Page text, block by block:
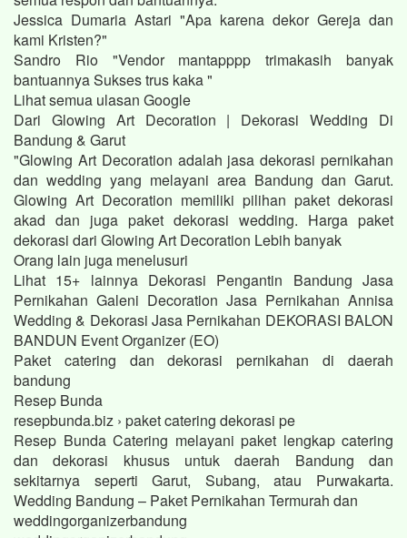
Jessica Dumaria Astari "Apa karena dekor Gereja dan
kami Kristen?"
Sandro Rio "Vendor mantapppp trimakasih banyak
bantuannya Sukses trus kaka "
Lihat semua ulasan Google
Dari Glowing Art Decoration | Dekorasi Wedding Di
Bandung & Garut
"Glowing Art Decoration adalah jasa dekorasi pernikahan
dan wedding yang melayani area Bandung dan Garut.
Glowing Art Decoration memiliki pilihan paket dekorasi
akad dan juga paket dekorasi wedding. Harga paket
dekorasi dari Glowing Art Decoration Lebih banyak
Orang lain juga menelusuri
Lihat 15+ lainnya Dekorasi Pengantin Bandung Jasa
Pernikahan Galeni Decoration Jasa Pernikahan Annisa
Wedding & Dekorasi Jasa Pernikahan DEKORASI BALON
BANDUN Event Organizer (EO)
Paket catering dan dekorasi pernikahan di daerah
bandung
Resep Bunda
resepbunda.biz › paket catering dekorasi pe
Resep Bunda Catering melayani paket lengkap catering
dan dekorasi khusus untuk daerah Bandung dan
sekitarnya seperti Garut, Subang, atau Purwakarta.
Wedding Bandung – Paket Pernikahan Termurah dan
weddingorganizerbandung